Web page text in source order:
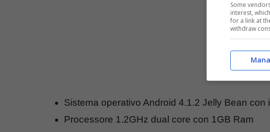
Sistema operativo Android 4.1.2 Jelly Bean con
Processore 1.2GHz dual core con 1GB Ram
Some
interest,
for a link at
withdraw